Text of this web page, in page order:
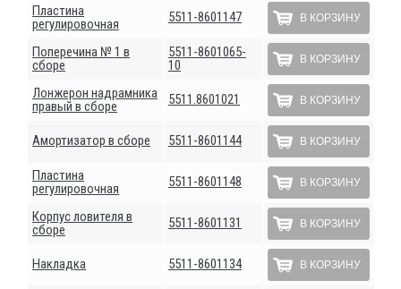
Пластина
регулировочная
5511-8601147 В КОРЗИНУ
Поперечина № 1 в
сборе
5511-8601065-
10
В КОРЗИНУ
Лонжерон надрамника
правый в сборе
5511.8601021 В КОРЗИНУ
Амортизатор в сборе 5511-8601144 В КОРЗИНУ
Пластина
регулировочная
5511-8601148 В КОРЗИНУ
Корпус ловителя в
сборе
5511-8601131 В КОРЗИНУ
Накладка 5511-8601134 В КОРЗИНУ